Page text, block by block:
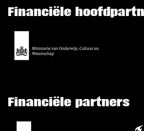
Financiële
Financiële partners